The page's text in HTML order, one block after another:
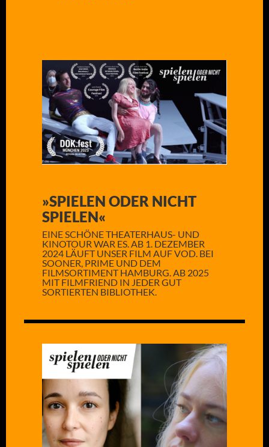
»SPIELEN ODER NICHT
SPIELEN«
EINE SCHÖNE THEATERHAUS- UND
KINOTOUR WAR ES. AB 1. DEZEMBER
2024 LÄUFT UNSER FILM AUF VOD. BEI
SOONER, PRIME UND DEM
FILMSORTIMENT HAMBURG. AB 2025
MIT FILMFRIEND IN JEDER GUT
SORTIERTEN BIBLIOTHEK.